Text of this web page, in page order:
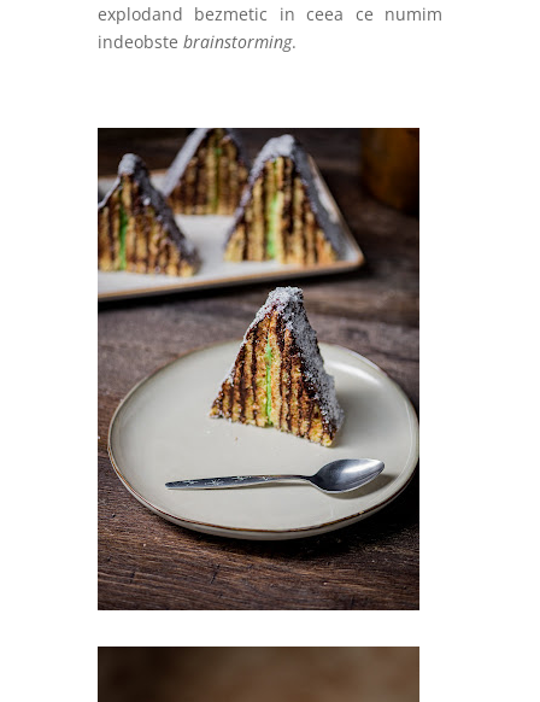
explodand bezmetic in ceea ce numim
indeobste brainstorming.